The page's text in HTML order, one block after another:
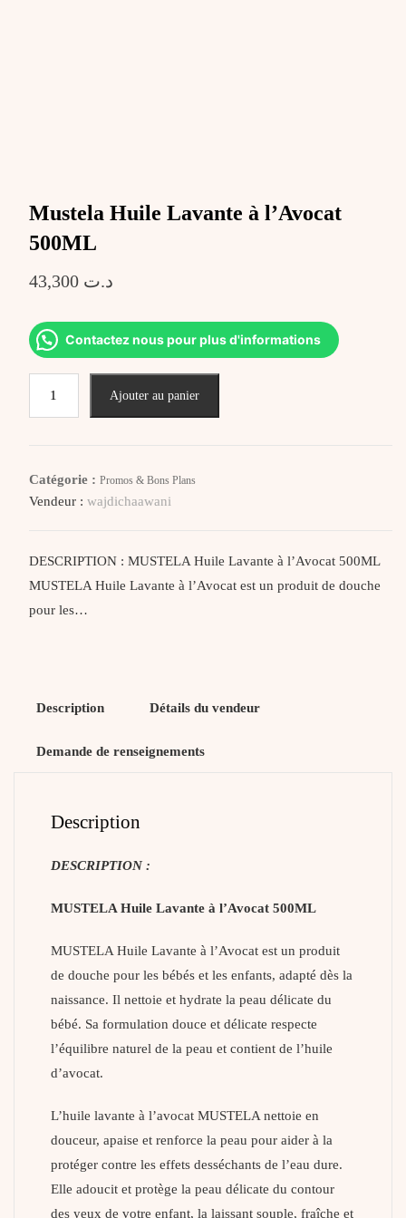
Mustela Huile Lavante à l’Avocat
500ML
د.ت 43,300
Contactez nous pour plus d'informations
Ajouter au panier
Catégorie : Promos & Bons Plans
Vendeur : wajdichaawani
DESCRIPTION : MUSTELA Huile Lavante à l’Avocat 500ML
MUSTELA Huile Lavante à l’Avocat est un produit de douche
pour les…
Description Détails du vendeur
Demande de renseignements
Description
DESCRIPTION :
MUSTELA Huile Lavante à l’Avocat 500ML
MUSTELA Huile Lavante à l’Avocat est un produit
de douche pour les bébés et les enfants, adapté dès la
naissance. Il nettoie et hydrate la peau délicate du
bébé. Sa formulation douce et délicate respecte
l’équilibre naturel de la peau et contient de l’huile
d’avocat.
L’huile lavante à l’avocat MUSTELA nettoie en
douceur, apaise et renforce la peau pour aider à la
protéger contre les effets desséchants de l’eau dure.
Elle adoucit et protège la peau délicate du contour
des yeux de votre enfant, la laissant souple, fraîche et